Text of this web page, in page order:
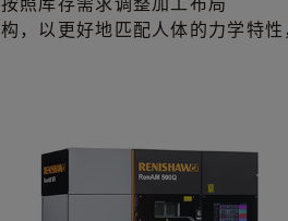
，以更好地匹配人体的力学特